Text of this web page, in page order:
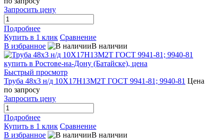
Запросить цену
Подробнее
Купить в 1 клик Сравнение
В избранное
В наличии
Быстрый просмотр
Труба 48х3 н/д 10Х17Н13М2Т ГОСТ 9941-81; 9940-81 Цена
по запросу
Запросить цену
Подробнее
Купить в 1 клик Сравнение
В избранное
В наличии